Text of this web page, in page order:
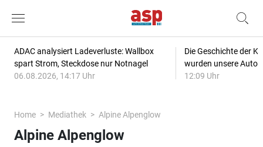
ADAC analysiert Ladeverluste: Wallbox
spart Strom, Steckdose nur Notnagel
06.08.2026, 14:17 Uhr
Die Geschichte der
wurden unsere
12:09 Uhr
Home Mediathek Alpine Alpenglow
Alpine Alpenglow